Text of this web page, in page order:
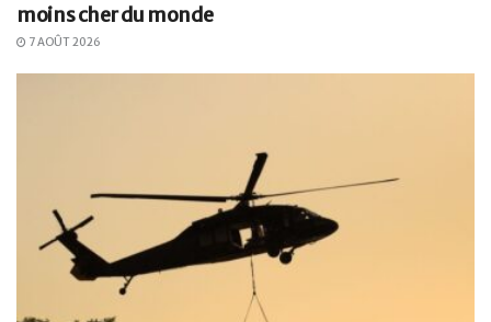
moins cher du monde
7 AOÛT 2026